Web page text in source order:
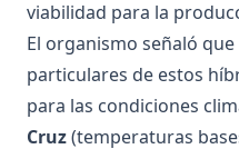
viabilidad para la
El organismo señaló
particulares de estos
para las condiciones
Cruz(temperaturas